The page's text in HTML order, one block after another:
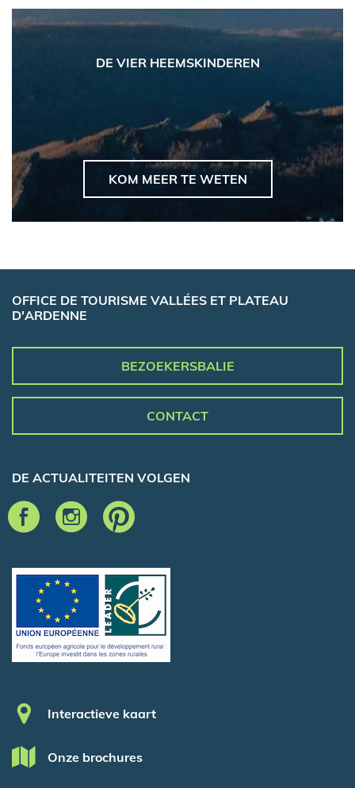
DE VIER HEEMSKINDEREN
KOM MEER TE WETEN
OFFICE DE TOURISME VALLÉES ET PLATEAU
D'ARDENNE
BEZOEKERSBALIE
CONTACT
DE ACTUALITEITEN VOLGEN
Pied de page
Interactieve kaart
Onze brochures